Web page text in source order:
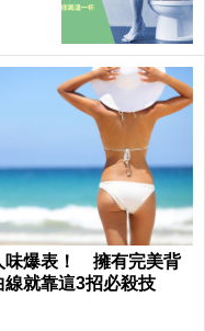
味爆表！ 擁有完美背
線就靠這3招必殺技